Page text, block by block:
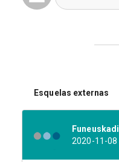
Esquelas externas
Funeuskadi
2020-11-08